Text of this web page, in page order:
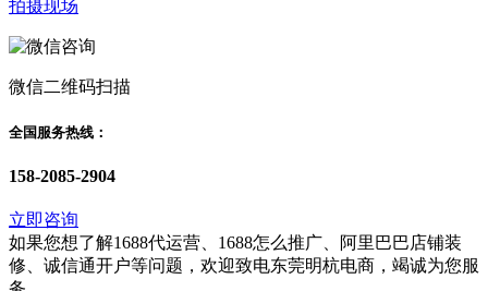
拍摄现场
微信二维码扫描
全国服务热线：
158-2085-2904
立即咨询
如果您想了解1688代运营、1688怎么推广、阿里巴巴店铺装
修、诚信通开户等问题，欢迎致电东莞明杭电商，竭诚为您服